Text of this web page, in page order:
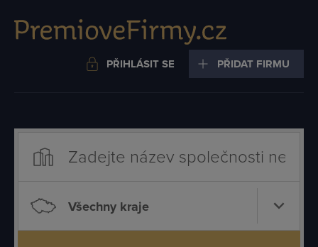
PŘIHLÁSIT SE PŘIDAT FIRMU
Všechny kraje